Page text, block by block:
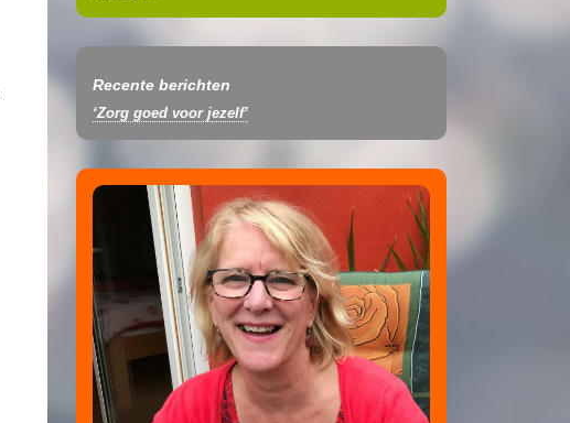
Recente berichten
‘Zorg goed voor jezelf’